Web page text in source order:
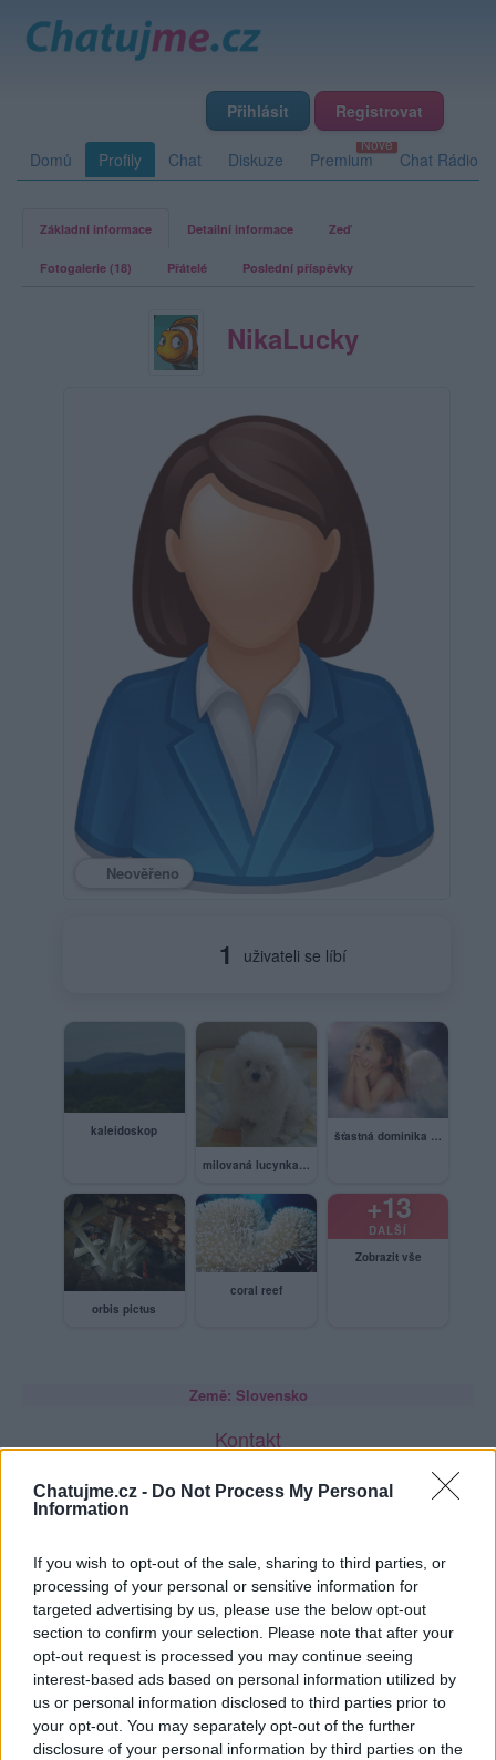
Chatujme.cz - Do Not Process My Personal
Information
If you wish to opt-out of the sale, sharing to third parties, or
processing of your personal or sensitive information for
targeted advertising by us, please use the below opt-out
section to confirm your selection. Please note that after your
opt-out request is processed you may continue seeing
interest-based ads based on personal information utilized by
us or personal information disclosed to third parties prior to
your opt-out. You may separately opt-out of the further
disclosure of your personal information by third parties on the
Přihlásit Registrovat
Domů Profily Chat Diskuze Premium Chat Rádio
Základní informace Detailní informace Zeď
Fotogalerie (18) Přátelé Poslední příspěvky
NikaLucky
Neověřeno
1 uživateli se líbí
kaleidoskop
milovaná lucynka…
šťastná dominika -…
orbis pictus
coral reef
+13
DALŠÍ
Zobrazit vše
Země: Slovensko
Kontakt
Online: Není nikde online
Naposledy aktivní : 23.07.2026 09:20
Počet přátel: 31
Profil zobrazen: 9584x
Líbí se:1
Oblibené místnosti: Oáza
Sledované diskuze:Informace pro uživatele